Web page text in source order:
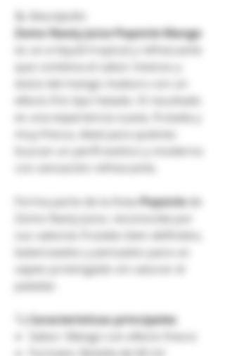
📝
Descripción
Zomo Nasty Juice Popsicle Mango
es un e-liquid tropical y refrescante
que combina el sabor intenso y
dulce del mango maduro con un
efecto frío tipo helado. El resultado
es una experiencia suave, frutada y
muy fresca, ideal para quienes
buscan un perfil exótico y moderno
con sensación refrescante.
Forma parte de la líneaPopsiclede
Zomo Nasty Juice, reconocida por
sus sabores frutales bien definidos,
balanceados y pensados para un
vapeo prolongado sin saturar el
paladar.
Características principales
Sabor: Mango con efecto fresco
Formato: Botella de 60 ml